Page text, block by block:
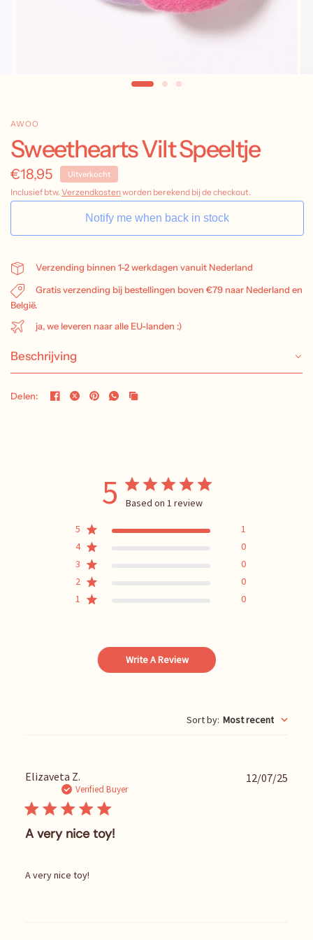
AWOO
Sweethearts Vilt Speeltje
€18,95 Uitverkocht
Inclusief btw. Verzendkostenworden berekend bij de checkout.
Notify me when back in stock
Verzending binnen 1-2 werkdagen vanuit Nederland
Gratis verzending bij bestellingen boven €79 naar Nederland en
België.
ja, we leveren naar alle EU-landen :)
Beschrijving
Delen:
5 Based on 1 review
5
1
4
0
3
0
2
0
1
0
Write A Review
Sort by: Most recent
Elizaveta Z.
Verified Buyer
A very nice toy!
A very nice toy!
12/07/25